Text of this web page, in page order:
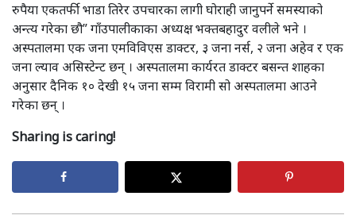
रुपैया एकतर्फी भाडा तिरेर उपचारका लागी घोराही जानुपर्ने समस्याको
अन्त्य गरेका छौ” गाँउपालीकाका अध्यक्ष भक्तबहादुर वलीले भने ।
अस्पतालमा एक जना एमविविएस डाक्टर, ३ जना नर्स, २ जना अहेव र एक
जना ल्याव असिस्टेन्ट छन् । अस्पतालमा कार्यरत डाक्टर बसन्त शाहका
अनुसार दैनिक १० देखी १५ जना सम्म विरामी सो अस्पतालमा आउने
गरेका छन् ।
Sharing is caring!